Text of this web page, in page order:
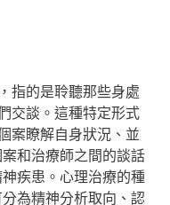
的是聆聽那些身處
交談。這種特定形式
案瞭解自身狀況、並
和治療師之間的談話
疾患。心理治療的種
為精神分析取向、認